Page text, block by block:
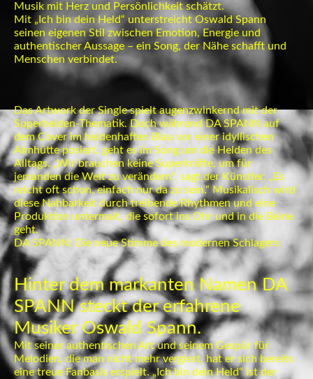
Musik mit Herz und Persönlichkeit schätzt.
Mit „Ich bin dein Held“ unterstreicht Oswald Spann
seinen eigenen Stil zwischen Emotion, Energie und
authentischer Aussage – ein Song, der Nähe schafft und
Menschen verbindet.
Das Artwork der Single spielt augenzwinkernd mit der
Superhelden-Thematik. Doch während DA SPANN auf
dem Cover im heldenhaften Blau vor einer idyllischen
Almhütte posiert, geht es im Song um die Helden des
Alltags. „Wir brauchen keine Superkräfte, um für
jemanden die Welt zu verändern“, sagt der Künstler. „Es
reicht oft schon, einfach nur da zu sein.“ Musikalisch wird
diese Nahbarkeit durch treibende Rhythmen und eine
Produktion untermalt, die sofort ins Ohr und in die Beine
geht.
DA SPANN: Die neue Stimme des modernen Schlagers
Hinter dem markanten Namen DA
SPANN steckt der erfahrene
Musiker Oswald Spann.
Mit seiner authentischen Art und seinem Gespür für
Melodien, die man nicht mehr vergisst, hat er sich bereits
eine treue Fanbasis erspielt. „Ich bin dein Held“ ist der